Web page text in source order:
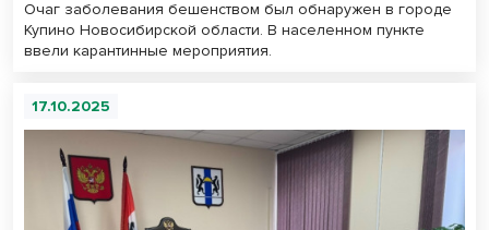
Очаг заболевания бешенством был обнаружен в городе
Купино Новосибирской области. В населенном пункте
ввели карантинные мероприятия.
17.10.2025